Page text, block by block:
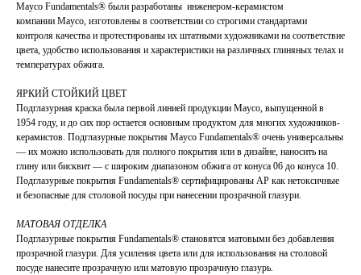
Mayco Fundamentals® были разработаны инженером-керамистом
компании Mayco, изготовлены в соответствии со строгими стандартами
контроля качества и протестированы их штатными художниками на соответствие
цвета, удобство использования и характеристики на различных глиняных телах и
температурах обжига.
ЯРКИЙ СТОЙКИЙ ЦВЕТ
Подглазурная краска была первой линией продукции Mayco, выпущенной в
1954 году, и до сих пор остается основным продуктом для многих художников-
керамистов. Подглазурные покрытия Mayco Fundamentals® очень универсальны
— их можно использовать для полного покрытия или в дизайне, наносить на
глину или бисквит — с широким диапазоном обжига от конуса 06 до конуса 10.
Подглазурные покрытия Fundamentals® сертифицированы AP как нетоксичные
и безопасные для столовой посуды при нанесении прозрачной глазури.
МАТОВАЯ ОТДЕЛКА
Подглазурные покрытия Fundamentals® становятся матовыми без добавления
прозрачной глазури. Для усиления цвета или для использования на столовой
посуде нанесите прозрачную или матовую прозрачную глазурь.